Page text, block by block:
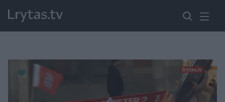
Paremkite Ukrainą